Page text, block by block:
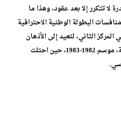
لا تتكرر إلا بعد عقود، وهذا ما
البطولة الوطنية الاحترافية
الأول لموسم 2025-2026 في المركز الثاني، لتعيد إلى الأذهان
واحدًا من أبرز مواسمها التاريخية، موسم 1982-1983، حين احتلت